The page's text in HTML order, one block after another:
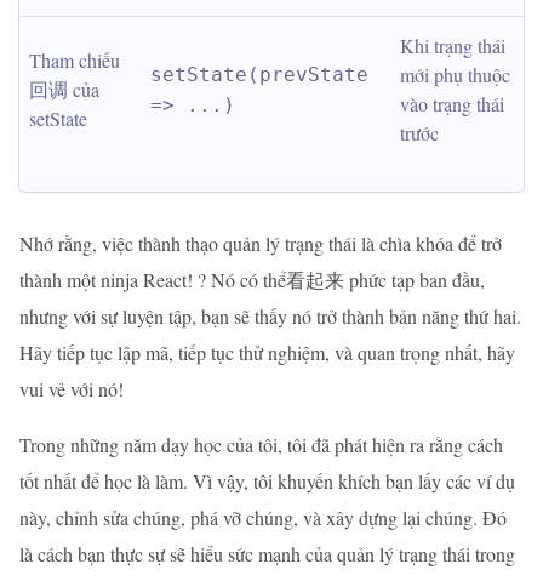
Tham chiếu
回调 của
setState
setState(prevState
=> ...)
Khi trạng thái
mới phụ thuộc
vào trạng thái
trước
Nhớ rằng, việc thành thạo quản lý trạng thái là chìa khóa để trở
thành một ninja React! ? Nó có thể看起来 phức tạp ban đầu,
nhưng với sự luyện tập, bạn sẽ thấy nó trở thành bản năng thứ hai.
Hãy tiếp tục lập mã, tiếp tục thử nghiệm, và quan trọng nhất, hãy
vui vẻ với nó!
Trong những năm dạy học của tôi, tôi đã phát hiện ra rằng cách
tốt nhất để học là làm. Vì vậy, tôi khuyến khích bạn lấy các ví dụ
này, chỉnh sửa chúng, phá vỡ chúng, và xây dựng lại chúng. Đó
là cách bạn thực sự sẽ hiểu sức mạnh của quản lý trạng thái trong